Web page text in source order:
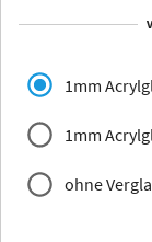
Jersey
1mm
1mm
ohne